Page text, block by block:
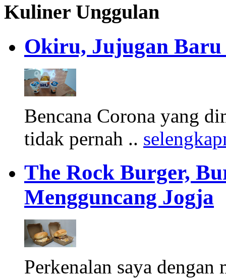
Kuliner Unggulan
Okiru, Jujugan Baru
Bencana Corona yang
tidak pernah ..
The Rock Burger,
Mengguncang Jogja
Perkenalan saya